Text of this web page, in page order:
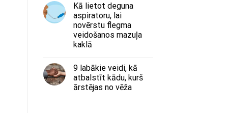
Kā lietot deguna
aspiratoru, lai
novērstu flegma
veidošanos mazuļa
kaklā
9 labākie veidi, kā
atbalstīt kādu, kurš
ārstējas no vēža